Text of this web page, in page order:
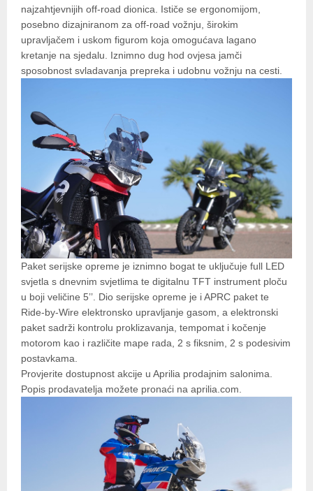
najzahtjevnijih off-road dionica. Ističe se ergonomijom,
posebno dizajniranom za off-road vožnju, širokim
upravljačem i uskom figurom koja omogućava lagano
kretanje na sjedalu. Iznimno dug hod ovjesa jamči
sposobnost svladavanja prepreka i udobnu vožnju na cesti.
Paket serijske opreme je iznimno bogat te uključuje full LED
svjetla s dnevnim svjetlima te digitalnu TFT instrument ploču
u boji veličine 5’’. Dio serijske opreme je i APRC paket te
Ride-by-Wire elektronsko upravljanje gasom, a elektronski
paket sadrži kontrolu proklizavanja, tempomat i kočenje
motorom kao i različite mape rada, 2 s fiksnim, 2 s podesivim
postavkama.
Provjerite dostupnost akcije u Aprilia prodajnim salonima.
Popis prodavatelja možete pronaći na aprilia.com.